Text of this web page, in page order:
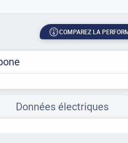
COMPAREZ LA
Données électriques